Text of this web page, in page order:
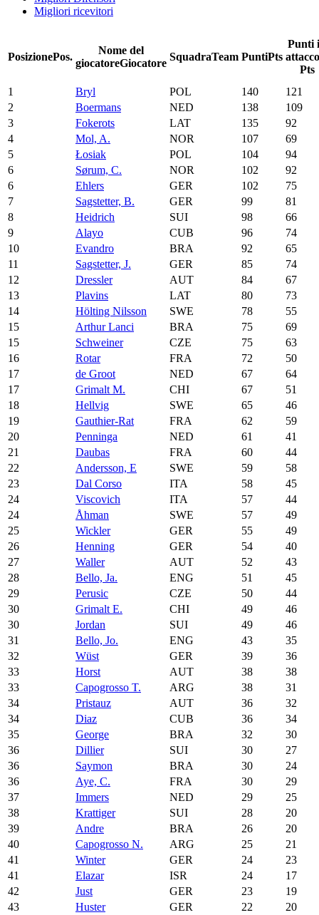
Migliori ricevitori
PosizionePos.
Nome del
giocatoreGiocatore
SquadraTeam PuntiPts
Punti
attacco
Pts
1
Bryl POL 140
121
2
Boermans NED 138
109
3
Fokerots LAT 135
92
4
Mol, A. NOR 107
69
5
Łosiak POL 104
94
6
Sørum, C. NOR 102
92
6
Ehlers GER 102
75
7
Sagstetter, B. GER 99
81
8
Heidrich SUI 98
66
9
Alayo CUB 96
74
10
Evandro BRA 92
65
11
Sagstetter, J. GER 85
74
12
Dressler AUT 84
67
13
Plavins LAT 80
73
14
Hölting Nilsson SWE 78
55
15
Arthur Lanci BRA 75
69
15
Schweiner CZE 75
63
16
Rotar FRA 72
50
17
de Groot NED 67
64
17
Grimalt M. CHI 67
51
18
Hellvig SWE 65
46
19
Gauthier-Rat FRA 62
59
20
Penninga NED 61
41
21
Daubas FRA 60
44
22
Andersson, E SWE 59
58
23
Dal Corso ITA 58
45
24
Viscovich ITA 57
44
24
Åhman SWE 57
49
25
Wickler GER 55
49
26
Henning GER 54
40
27
Waller AUT 52
43
28
Bello, Ja. ENG 51
45
29
Perusic CZE 50
44
30
Grimalt E. CHI 49
46
30
Jordan SUI 49
46
31
Bello, Jo. ENG 43
35
32
Wüst GER 39
36
33
Horst AUT 38
38
33
Capogrosso T. ARG 38
31
34
Pristauz AUT 36
32
34
Diaz CUB 36
34
35
George BRA 32
30
36
Dillier SUI 30
27
36
Saymon BRA 30
24
36
Aye, C. FRA 30
29
37
Immers NED 29
25
38
Krattiger SUI 28
20
39
Andre BRA 26
20
40
Capogrosso N. ARG 25
21
41
Winter GER 24
23
41
Elazar ISR 24
17
42
Just GER 23
19
43
Huster GER 22
20